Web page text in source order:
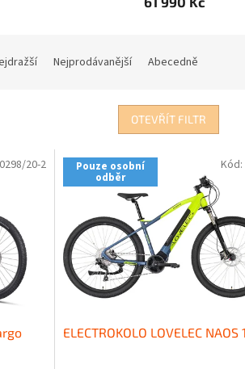
Nejprodávanější Abecedně
OTEVŘÍT FILTR
20-2 Pouze osobní
odběr
ELECTROKOLO LOVELEC NAOS
Kód: